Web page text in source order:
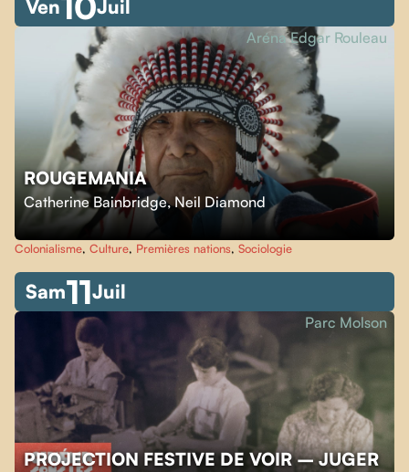
Ven Juil
ROUGEMANIA
Catherine Bainbridge,Neil Diamond
Aréna Edgar Rouleau
Colonialisme, Culture, Premières nations, Sociologie
Sam11Juil
PROJECTION FESTIVE DE VOIR – JUGER
Parc Molson